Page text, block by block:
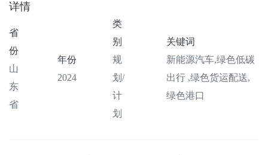
详情
省
份
山
东
省
年份
2024
类
别
规
划/
计
划
关键词
新能源汽车,绿色低碳
出行 ,绿色货运配送,
绿色港口